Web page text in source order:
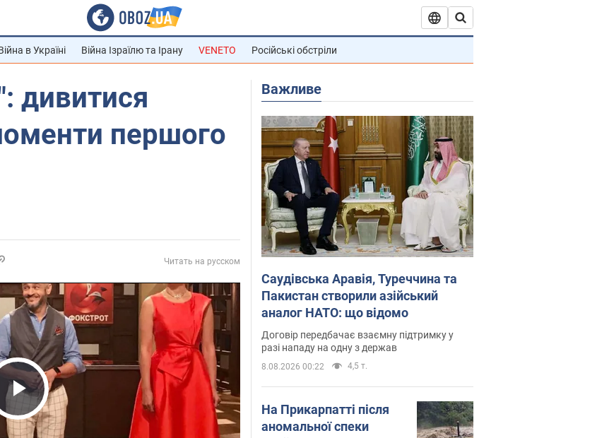
в Україні Війна Ізраїлю та Ірану VENETO Російські обстріли
дивитися
першого
Читать на русском
Video
Важливе
Саудівська Аравія, Туреччина та
Пакистан створили азійський
аналог НАТО: що відомо
Договір передбачає взаємну підтримку у
разі нападу на одну з держав
8.08.2026 00:22 4,5 т.
На Прикарпатті після
аномальної спеки